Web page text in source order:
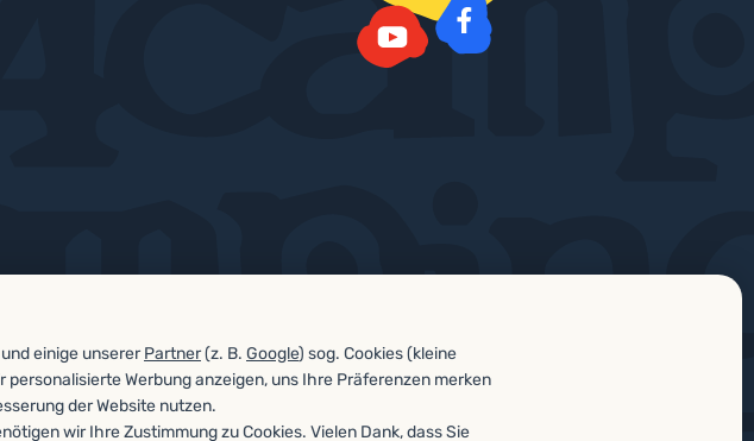
einige unsererPartner(z. B. Google) sog. Cookies (kleine
Werbung anzeigen, uns Ihre Präferenzen merken
der Website nutzen.
wir Ihre Zustimmung zu Cookies. Vielen Dank, dass Sie